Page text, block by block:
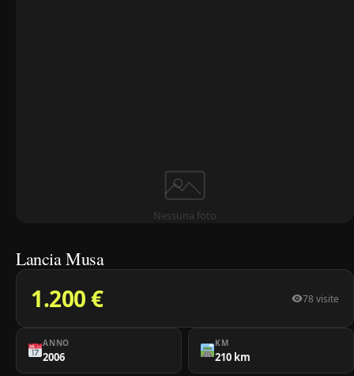
Nessuna foto
Lancia Musa
1.200 € 78 visite
ANNO
2006
KM
210 km